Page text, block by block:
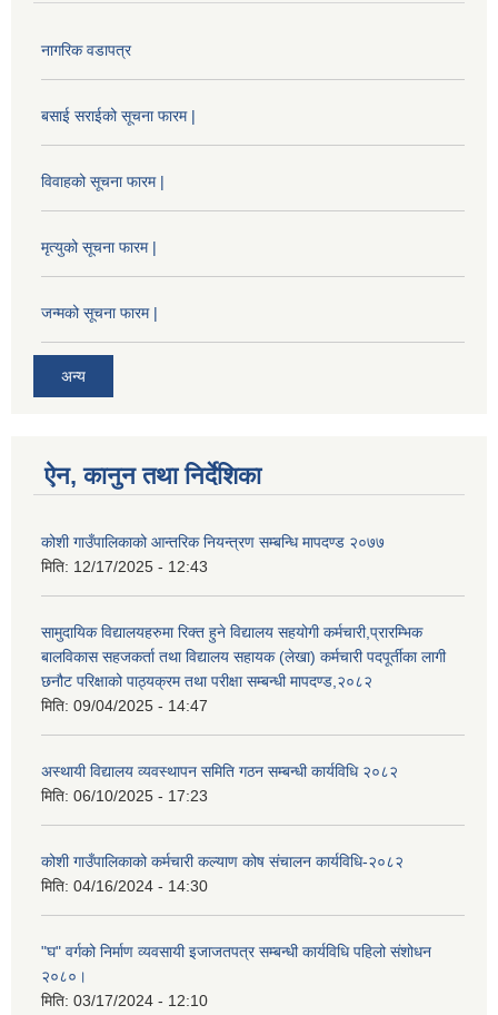
नागरिक वडापत्र
बसाई सराईको सूचना फारम |
विवाहको सूचना फारम |
मृत्युको सूचना फारम |
जन्मको सूचना फारम |
अन्य
ऐन, कानुन तथा निर्देशिका
कोशी गाउँपालिकाको आन्तरिक नियन्त्रण सम्बन्धि मापदण्ड २०७७
मिति: 12/17/2025 - 12:43
सामुदायिक विद्यालयहरुमा रिक्त हुने विद्यालय सहयोगी कर्मचारी,प्रारम्भिक
बालविकास सहजकर्ता तथा विद्यालय सहायक (लेखा) कर्मचारी पदपूर्तीका लागी
छनौट परिक्षाको पाठ्यक्रम तथा परीक्षा सम्बन्धी मापदण्ड,२०८२
मिति: 09/04/2025 - 14:47
अस्थायी विद्यालय व्यवस्थापन समिति गठन सम्बन्धी कार्यविधि २०८२
मिति: 06/10/2025 - 17:23
कोशी गाउँपालिकाको कर्मचारी कल्याण कोष संचालन कार्यविधि-२०८२
मिति: 04/16/2024 - 14:30
"घ" वर्गको निर्माण व्यवसायी इजाजतपत्र सम्बन्धी कार्यविधि पहिलो संशोधन
२०८०।
मिति: 03/17/2024 - 12:10